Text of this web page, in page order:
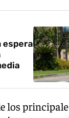
espera
los